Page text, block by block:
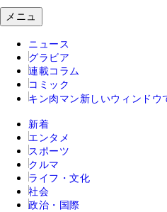
メニュ
ニュース
グラビア
連載コラム
コミック
キン肉マン 新しいウィンドウ
新着
エンタメ
スポーツ
クルマ
ライフ・文化
社会
政治・国際